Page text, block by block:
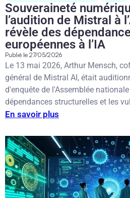
Souveraineté
l’audition de Mistral à
révèle des
européennes à l’IA
Publié le 27/05/2026
Le 13 mai 2026, Arthur Mensch,
général de Mistral AI, était
d'enquête de l'Assemblée
dépendances structurelles et les
En savoir plus